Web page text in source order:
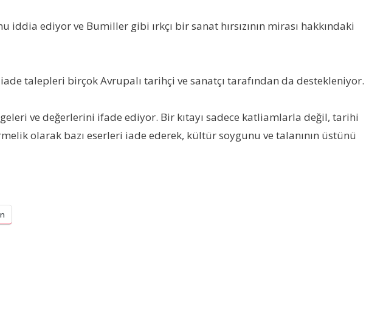
ediyor ve Bumiller gibi ırkçı bir sanat hırsızının mirası hakkındaki
talepleri birçok Avrupalı tarihçi ve sanatçı tarafından da destekleniyor.
ve değerlerini ifade ediyor. Bir kıtayı sadece katliamlarla değil, tarihi
olarak bazı eserleri iade ederek, kültür soygunu ve talanının üstünü